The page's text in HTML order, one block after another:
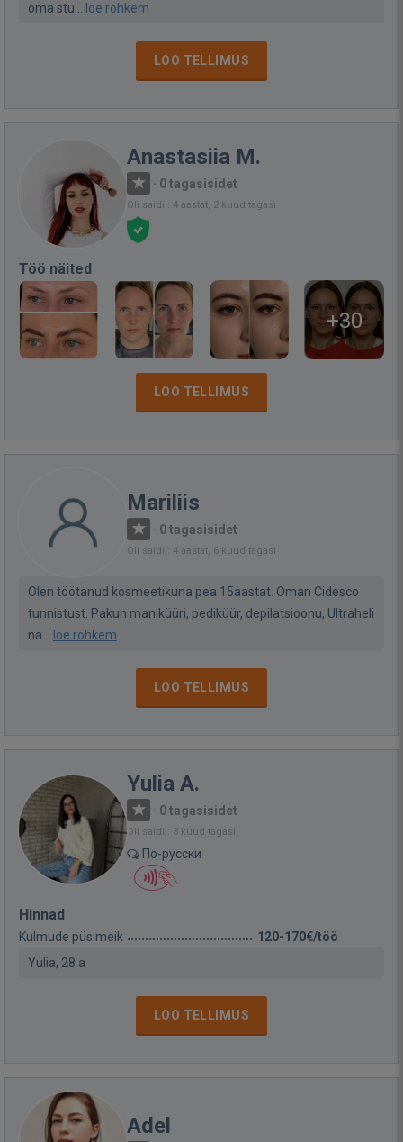
oma stu...
loe rohkem
LOO TELLIMUS
Anastasiia M.
· 0 tagasisidet
Oli saidil: 4 aastat, 2 kuud tagasi
Töö näited
+30
LOO TELLIMUS
Mariliis
· 0 tagasisidet
Oli saidil: 4 aastat, 6 kuud tagasi
Olen töötanud kosmeetikuna pea 15aastat. Oman Cidesco
tunnistust. Pakun maniküüri, pediküür, depilatsioonu, Ultraheli
nä...
loe rohkem
LOO TELLIMUS
Yulia A.
· 0 tagasisidet
Oli saidil: 3 kuud tagasi
По-русски
Hinnad
Kulmude püsimeik
120-170€/töö
Yulia, 28 a
LOO TELLIMUS
Adel